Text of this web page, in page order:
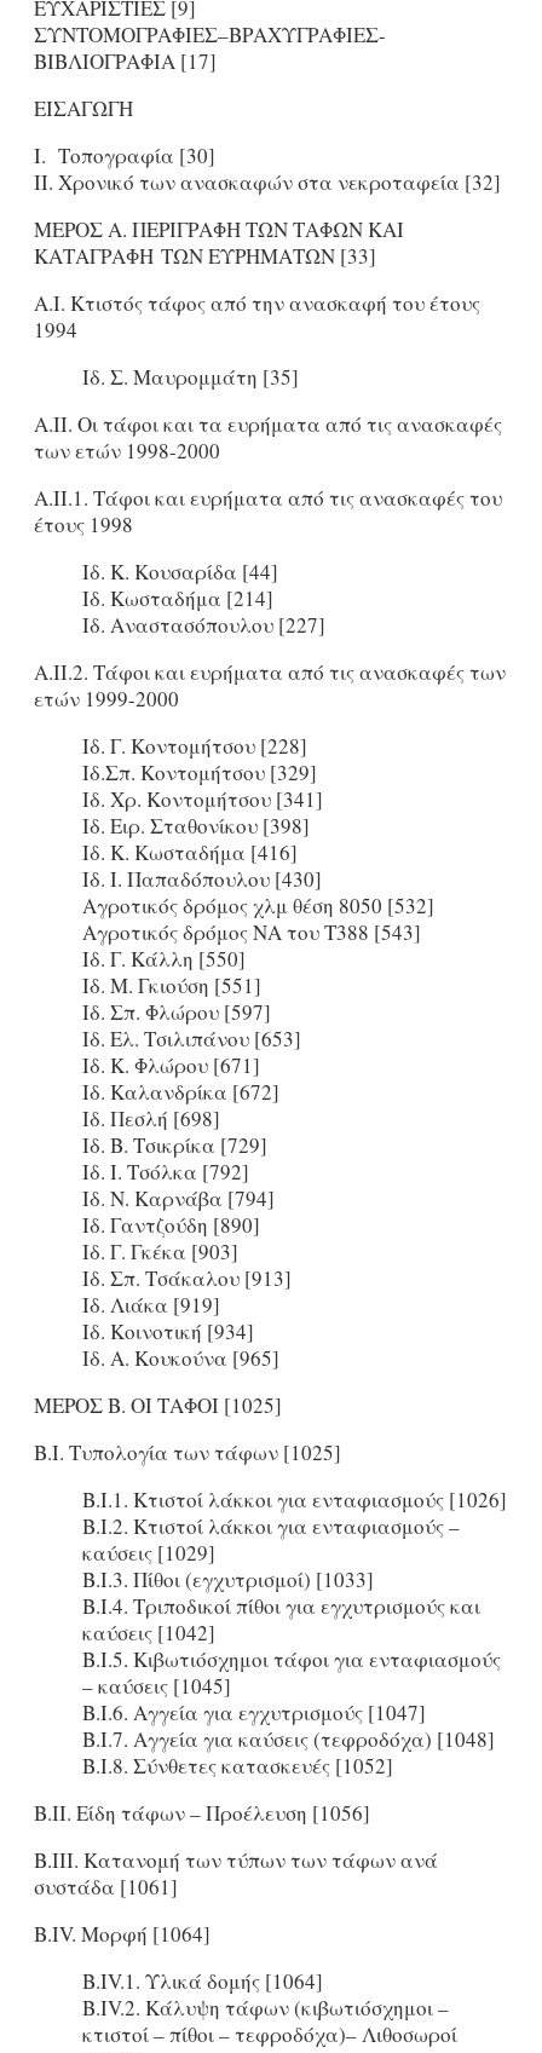
ΕΥΧΑΡΙΣΤΙΕΣ [9]
ΣΥΝΤΟΜΟΓΡΑΦΙΕΣ–BΡΑΧΥΓΡΑΦΙΕΣ-
ΒΙΒΛΙΟΓΡΑΦΙΑ [17]
ΕΙΣΑΓΩΓΗ
Ι. Τοπογραφία [30]
II. Χρονικό των ανασκαφών στα νεκροταφεία [32]
ΜΕΡΟΣ A. ΠΕΡΙΓΡΑΦΗ ΤΩΝ ΤΑΦΩΝ ΚΑΙ
ΚΑΤΑΓΡΑΦΗ ΤΩΝ ΕΥΡΗΜΑΤΩΝ [33]
Α.Ι. Κτιστός τάφος από την ανασκαφή του έτους
1994
Ιδ. Σ. Μαυρομμάτη [35]
Α.ΙΙ. Οι τάφοι και τα ευρήματα από τις ανασκαφές
των ετών 1998-2000
A.II.1. Τάφοι και ευρήματα από τις ανασκαφές του
έτους 1998
Ιδ. Κ. Κουσαρίδα [44]
Ιδ. Κωσταδήμα [214]
Ιδ. Αναστασόπουλου [227]
Α.ΙΙ.2. Τάφοι και ευρήματα από τις ανασκαφές των
ετών 1999-2000
Ιδ. Γ. Κοντομήτσου [228]
Ιδ.Σπ. Κοντομήτσου [329]
Ιδ. Χρ. Κοντομήτσου [341]
Ιδ. Ειρ. Σταθονίκου [398]
Ιδ. Κ. Κωσταδήμα [416]
Ιδ. Ι. Παπαδόπουλου [430]
Αγροτικός δρόμος χλμ θέση 8050 [532]
Αγροτικός δρόμος ΝΑ του Τ388 [543]
Ιδ. Γ. Κάλλη [550]
Ιδ. Μ. Γκιούση [551]
Ιδ. Σπ. Φλώρου [597]
Ιδ. Ελ. Τσιλιπάνου [653]
Ιδ. Κ. Φλώρου [671]
Ιδ. Καλανδρίκα [672]
Ιδ. Πεσλή [698]
Ιδ. Β. Τσικρίκα [729]
Ιδ. Ι. Τσόλκα [792]
Ιδ. Ν. Καρνάβα [794]
Ιδ. Γαντζούδη [890]
Ιδ. Γ. Γκέκα [903]
Ιδ. Σπ. Τσάκαλου [913]
Ιδ. Λιάκα [919]
Ιδ. Κοινοτική [934]
Ιδ. Α. Κουκούνα [965]
ΜΕΡΟΣ Β. OΙ ΤΑΦΟΙ [1025]
Β.Ι. Τυπολογία των τάφων [1025]
Β.Ι.1. Κτιστοί λάκκοι για ενταφιασμούς [1026]
Β.Ι.2. Κτιστοί λάκκοι για ενταφιασμούς –
καύσεις [1029]
Β.Ι.3. Πίθοι (εγχυτρισμοί) [1033]
Β.Ι.4. Τριποδικοί πίθοι για εγχυτρισμούς και
καύσεις [1042]
Β.Ι.5. Κιβωτιόσχημοι τάφοι για ενταφιασμούς
– καύσεις [1045]
Β.Ι.6. Αγγεία για εγχυτρισμούς [1047]
Β.Ι.7. Αγγεία για καύσεις (τεφροδόχα) [1048]
Β.Ι.8. Σύνθετες κατασκευές [1052]
Β.ΙΙ. Είδη τάφων – Προέλευση [1056]
Β.ΙΙΙ. Κατανομή των τύπων των τάφων ανά
συστάδα [1061]
Β.ΙV. Μορφή [1064]
B.IV.1. Υλικά δομής [1064]
B.IV.2. Κάλυψη τάφων (κιβωτιόσχημοι –
κτιστοί – πίθοι – τεφροδόχα)– Λιθοσωροί